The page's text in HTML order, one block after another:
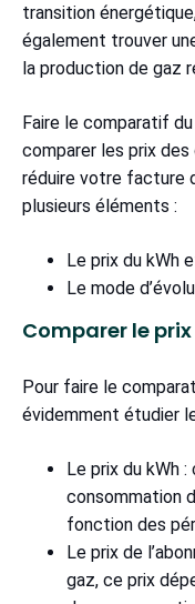
transition
également trouver
la production de gaz
Faire le comparatif
comparer les prix
réduire votre facture
plusieurs éléments :
Le prix du kWh
Le mode
Comparer le
Pour faire le
évidemment étudier
Le prix du kWh :
consommation
fonction des
Le prix de
gaz, ce prix